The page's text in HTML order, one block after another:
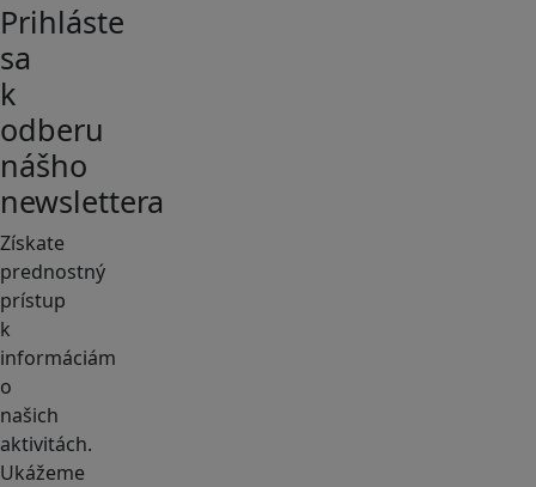
Prihláste
sa
k
odberu
nášho
newslettera
Získate
prednostný
prístup
k
informáciám
o
našich
aktivitách.
Ukážeme